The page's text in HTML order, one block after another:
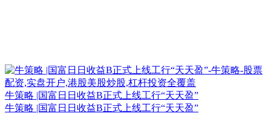
牛策略 |国富日日收益B正式上线工行“天天盈”
牛策略 |国富日日收益B正式上线工行“天天盈”